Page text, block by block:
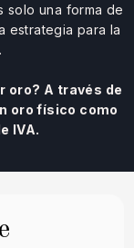
solo una forma de
estrategia para la
oro? A través de
oro físico como
IVA.